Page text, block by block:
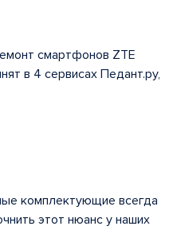
смартфонов ZTE
в 4 сервисах Педант.ру,
комплектующие всегда
этот нюанс у наших